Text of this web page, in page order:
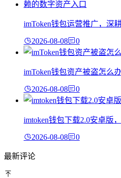
imToken钱包运营推广，深
2026-08-08 0
imToken钱包资产被盗怎么
2026-08-08 0
imtoken钱包下载2.0安卓版
2026-08-08 0
最新评论